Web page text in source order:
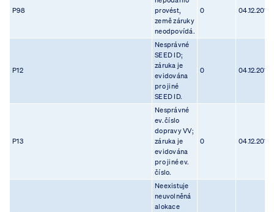
P98
provést,
země záruky
neodpovídá.
0 04.12.2012
P12
Nesprávné
SEED ID;
záruka je
evidována
pro jiné
SEED ID.
0 04.12.2012
P13
Nesprávné
ev. číslo
dopravy VV;
záruka je
evidována
pro jiné ev.
číslo.
0 04.12.2012
Neexistuje
neuvolněná
alokace